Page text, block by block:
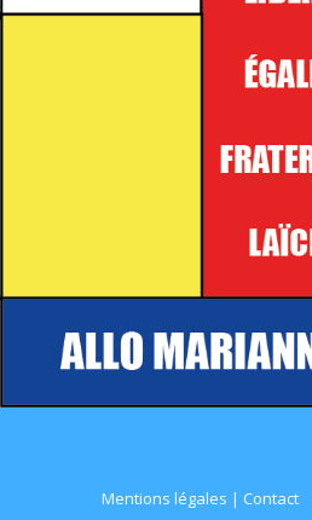
Mentions légales | Contact